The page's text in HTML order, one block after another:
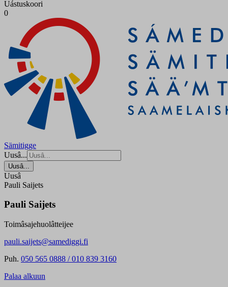
Uástuskoori
0
Sämitigge
Uusâ...
Uusâ...
Uusâ
Pauli Saijets
Pauli Saijets
Toimâsajehuolâtteijee
pauli.saijets@samediggi.fi
Puh. 050 565 0888 / 010 839 3160
Palaa alkuun